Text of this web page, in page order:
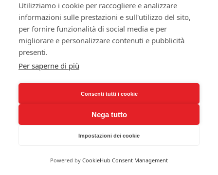
mobile da bagno
copritermo
Utilizziamo i cookie per raccogliere e analizzare
informazioni sulle prestazioni e sull'utilizzo del sito,
per fornire funzionalità di social media e per
migliorare e personalizzare contenuti e pubblicità
presenti.
Per saperne di più
Consenti tutti i cookie
Nega tutto
Impostazioni dei cookie
Powered by CookieHub Consent Management